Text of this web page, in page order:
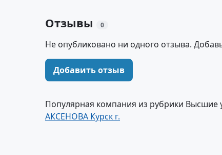
Отзывы 0
Не опубликовано ни одного отзыва.
Добавить отзыв
Популярная компания из рубрики Высшие
АКСЕНОВА Курск г.